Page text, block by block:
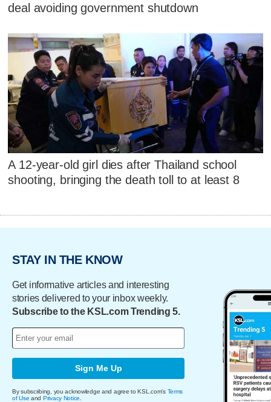
deal avoiding government shutdown
A 12-year-old girl dies after Thailand school
shooting, bringing the death toll to at least 8
STAY IN THE KNOW
Get informative articles and interesting
stories delivered to your inbox weekly.
Subscribe to the KSL.com Trending 5.
Sign Me Up
By subscribing, you acknowledge and agree to KSL.com's Terms
of Use and Privacy Notice